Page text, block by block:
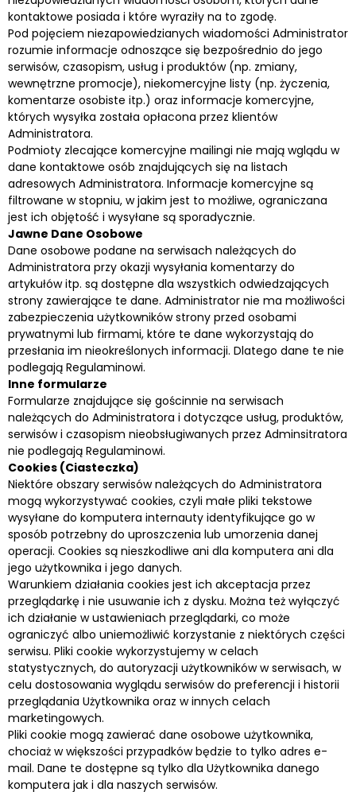
kontaktowe posiada i które wyraziły na to zgodę.
Pod pojęciem niezapowiedzianych wiadomości Administrator
rozumie informacje odnoszące się bezpośrednio do jego
serwisów, czasopism, usług i produktów (np. zmiany,
wewnętrzne promocje), niekomercyjne listy (np. życzenia,
komentarze osobiste itp.) oraz informacje komercyjne,
których wysyłka została opłacona przez klientów
Administratora.
Podmioty zlecające komercyjne mailingi nie mają wglądu w
dane kontaktowe osób znajdujących się na listach
adresowych Administratora. Informacje komercyjne są
filtrowane w stopniu, w jakim jest to możliwe, ograniczana
jest ich objętość i wysyłane są sporadycznie.
Jawne Dane Osobowe
Dane osobowe podane na serwisach należących do
Administratora przy okazji wysyłania komentarzy do
artykułów itp. są dostępne dla wszystkich odwiedzających
strony zawierające te dane. Administrator nie ma możliwości
zabezpieczenia użytkowników strony przed osobami
prywatnymi lub firmami, które te dane wykorzystają do
przesłania im nieokreślonych informacji. Dlatego dane te nie
podlegają Regulaminowi.
Inne formularze
Formularze znajdujące się gościnnie na serwisach
należących do Administratora i dotyczące usług, produktów,
serwisów i czasopism nieobsługiwanych przez Adminsitratora
nie podlegają Regulaminowi.
Cookies (Ciasteczka)
Niektóre obszary serwisów należących do Administratora
mogą wykorzystywać cookies, czyli małe pliki tekstowe
wysyłane do komputera internauty identyfikujące go w
sposób potrzebny do uproszczenia lub umorzenia danej
operacji. Cookies są nieszkodliwe ani dla komputera ani dla
jego użytkownika i jego danych.
Warunkiem działania cookies jest ich akceptacja przez
przeglądarkę i nie usuwanie ich z dysku. Można też wyłączyć
ich działanie w ustawieniach przeglądarki, co może
ograniczyć albo uniemożliwić korzystanie z niektórych części
serwisu. Pliki cookie wykorzystujemy w celach
statystycznych, do autoryzacji użytkowników w serwisach, w
celu dostosowania wyglądu serwisów do preferencji i historii
przeglądania Użytkownika oraz w innych celach
marketingowych.
Pliki cookie mogą zawierać dane osobowe użytkownika,
chociaż w większości przypadków będzie to tylko adres e-
mail. Dane te dostępne są tylko dla Użytkownika danego
komputera jak i dla naszych serwisów.